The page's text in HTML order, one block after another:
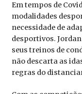
Em tempos de
modalidades
necessidade de
desportivos.
seus treinos de
não descarta as
regras do